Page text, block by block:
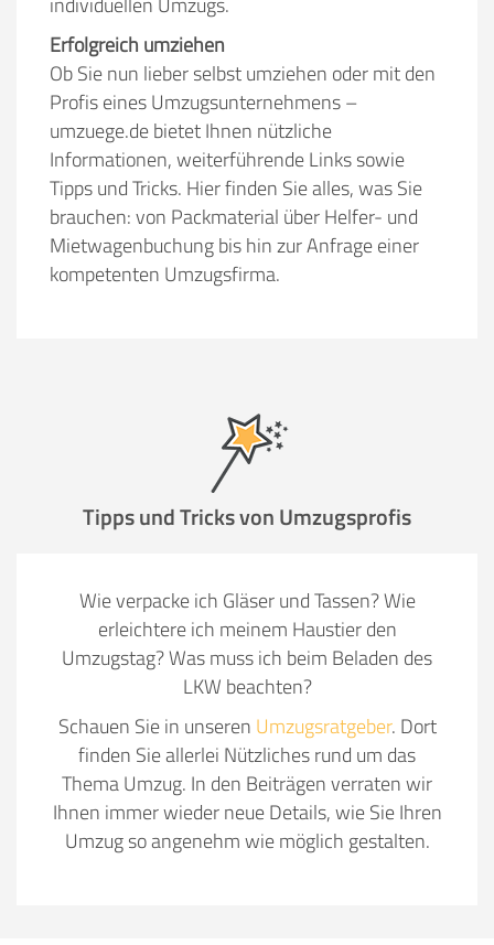
Erfolgreich umziehen
Ob Sie nun lieber selbst umziehen oder mit den
Profis eines Umzugsunternehmens –
umzuege.de bietet Ihnen nützliche
Informationen, weiterführende Links sowie
Tipps und Tricks. Hier finden Sie alles, was Sie
brauchen: von Packmaterial über Helfer- und
Mietwagenbuchung bis hin zur Anfrage einer
kompetenten Umzugsfirma.
Tipps und Tricks von Umzugsprofis
Wie verpacke ich Gläser und Tassen? Wie
erleichtere ich meinem Haustier den
Umzugstag? Was muss ich beim Beladen des
LKW beachten?
Schauen Sie in unseren Umzugsratgeber. Dort
finden Sie allerlei Nützliches rund um das
Thema Umzug. In den Beiträgen verraten wir
Ihnen immer wieder neue Details, wie Sie Ihren
Umzug so angenehm wie möglich gestalten.